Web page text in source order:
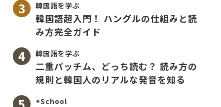
韓国語を学ぶ
韓国語超入門！ ハングルの仕組みと読
み方完全ガイド
韓国語を学ぶ
二重パッチム、どっち読む？ 読み方の
規則と韓国人のリアルな発音を知る
+School